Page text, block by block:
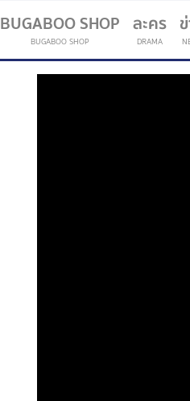
BUGABOO SHOP
BUGABOO SHOP
ละคร
DRAMA